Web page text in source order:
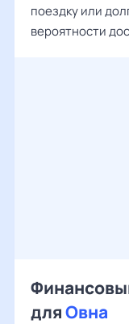
поездку или
вероятности
дляОвна